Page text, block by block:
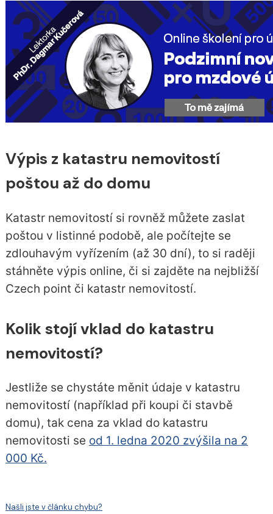
Výpis z katastru nemovitostí
poštou až do domu
Katastr nemovitostí si rovněž můžete zaslat
poštou v listinné podobě, ale počítejte se
zdlouhavým vyřízením (až 30 dní), to si raději
stáhněte výpis online, či si zajděte na nejbližší
Czech point či katastr nemovitostí.
Kolik stojí vklad do katastru
nemovitostí?
Jestliže se chystáte měnit údaje v katastru
nemovitostí (například při koupi či stavbě
domu), tak cena za vklad do katastru
nemovitosti se od 1. ledna 2020 zvýšila na 2
000 Kč.
Našli jste v článku chybu?